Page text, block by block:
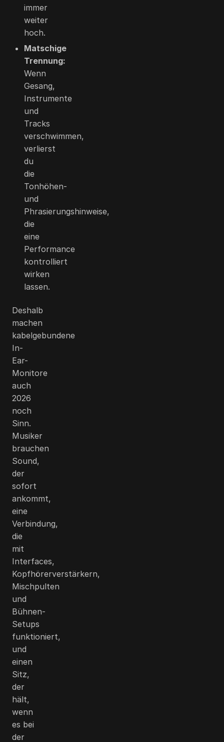
immer
weiter
hoch.
Matschige
Trennung:
Wenn
Gesang,
Instrumente
und
Tracks
verschwimmen,
verlierst
du
die
Tonhöhen-
und
Phrasierungshinweise,
die
eine
Performance
kontrolliert
wirken
lassen.
Deshalb
machen
kabelgebundene
In-
Ear-
Monitore
auch
2026
noch
Sinn.
Musiker
brauchen
Sound,
der
sofort
ankommt,
eine
Verbindung,
die
mit
Interfaces,
Kopfhörerverstärkern,
Mischpulten
und
Bühnen-
Setups
funktioniert,
und
einen
Sitz,
der
hält,
wenn
es bei
der